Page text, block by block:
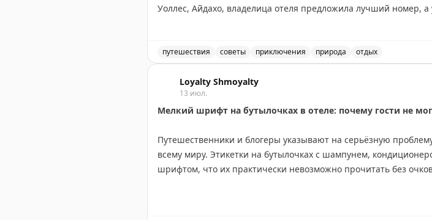
Уоллес, Айдахо, владелица отеля предложила лучший номер,
посетив малые города вроде Вавы или Муз-Джо. Если
оставить место для неожиданных открытий.
Points Miles and Bling
путешествия советы приключения природа отдых
Loyalty Shmoyalty
13 июл.
Мелкий шрифт на бутылочках в отеле: почему гости не
Путешественники и блогеры указывают на серьёзную
всему миру. Этикетки на бутылочках с шампунем,
шрифтом, что их практически невозможно прочитать без